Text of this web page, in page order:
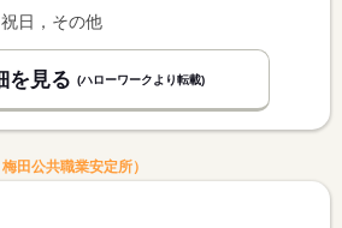
日，その他
を見る (ハローワークより転載)
田公共職業安定所）